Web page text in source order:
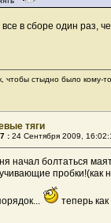
в сборе один раз,
чтобы стыдно было кому-
тяги
: 24 Сентября 2009,
начал болтаться
пробки!(как
теперь